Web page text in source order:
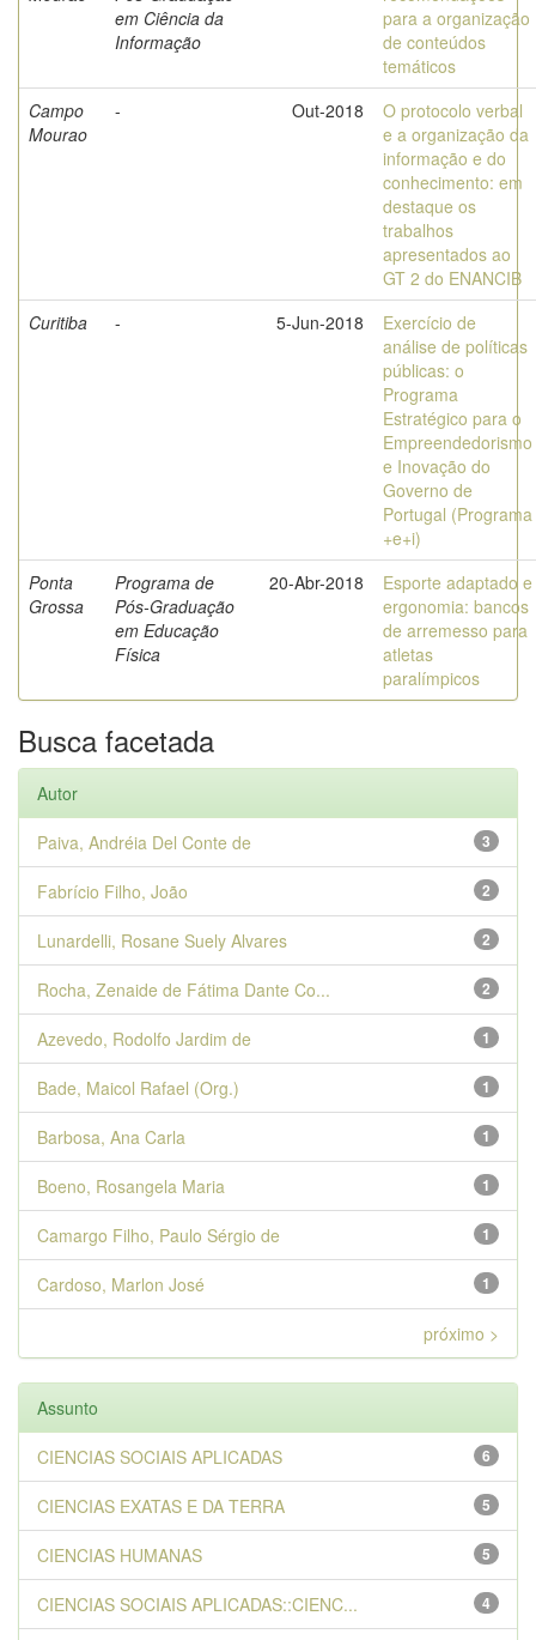
em Ciência da
Informação
para a organização
de conteúdos
temáticos
Campo
Mourao
- Out-2018
O protocolo verbal
e a organização da
informação e do
conhecimento: em
destaque os
trabalhos
apresentados ao
GT 2 do ENANCIB
Curitiba
- 5-Jun-2018
Exercício de
análise de políticas
públicas: o
Programa
Estratégico para o
Empreendedorismo
e Inovação do
Governo de
Portugal (Programa
+e+i)
Ponta
Grossa
Programa de
Pós-Graduação
em Educação
Física
20-Abr-2018
Esporte adaptado e
ergonomia: bancos
de arremesso para
atletas
paralímpicos
Busca facetada
Autor
3
Paiva, Andréia Del Conte de
2
Fabrício Filho, João
2
Lunardelli, Rosane Suely Alvares
2
Rocha, Zenaide de Fátima Dante Co...
1
Azevedo, Rodolfo Jardim de
1
Bade, Maicol Rafael (Org.)
1
Barbosa, Ana Carla
1
Boeno, Rosangela Maria
1
Camargo Filho, Paulo Sérgio de
1
Cardoso, Marlon José
próximo >
Assunto
6
CIENCIAS SOCIAIS APLICADAS
5
CIENCIAS EXATAS E DA TERRA
5
CIENCIAS HUMANAS
4
CIENCIAS SOCIAIS APLICADAS::CIENC...